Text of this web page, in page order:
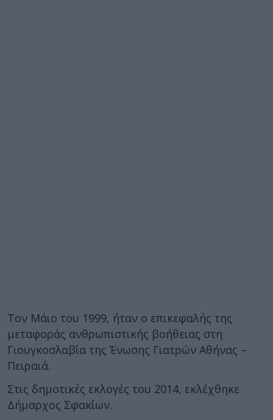
Τον Μάιο του 1999, ήταν ο επικεφαλής της
μεταφοράς ανθρωπιστικής βοήθειας στη
Γιουγκοσλαβία της Ένωσης Γιατρών Αθήνας –
Πειραιά.
Στις δημοτικές εκλογές του 2014, εκλέχθηκε
Δήμαρχος Σφακίων.